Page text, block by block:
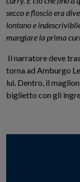
secco e floscio era
lontano e
mangiare la prima
Il narratore deve
torna ad Amburgo
lui. Dentro, il
biglietto con gli